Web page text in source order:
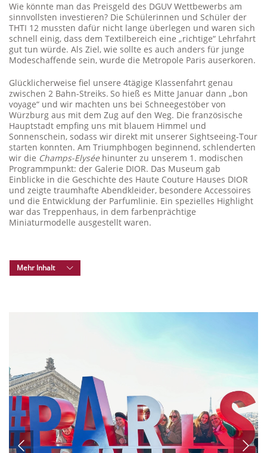
Wie könnte man das Preisgeld des DGUV Wettbewerbs am
sinnvollsten investieren? Die Schülerinnen und Schüler der
THTI 12 mussten dafür nicht lange überlegen und waren sich
schnell einig, dass dem Textilbereich eine „richtige“ Lehrfahrt
gut tun würde. Als Ziel, wie sollte es auch anders für junge
Modeschaffende sein, wurde die Metropole Paris auserkoren.
Glücklicherweise fiel unsere 4tägige Klassenfahrt genau
zwischen 2 Bahn-Streiks. So hieß es Mitte Januar dann „bon
voyage“ und wir machten uns bei Schneegestöber von
Würzburg aus mit dem Zug auf den Weg. Die französische
Hauptstadt empfing uns mit blauem Himmel und
Sonnenschein, sodass wir direkt mit unserer Sightseeing-Tour
starten konnten. Am Triumphbogen beginnend, schlenderten
wir die Champs-Elyséehinunter zu unserem 1. modischen
Programmpunkt: der Galerie DIOR. Das Museum gab
Einblicke in die Geschichte des Haute Couture Hauses DIOR
und zeigte traumhafte Abendkleider, besondere Accessoires
und die Entwicklung der Parfumlinie. Ein spezielles Highlight
war das Treppenhaus, in dem farbenprächtige
Miniaturmodelle ausgestellt waren.
Mehr Inhalt